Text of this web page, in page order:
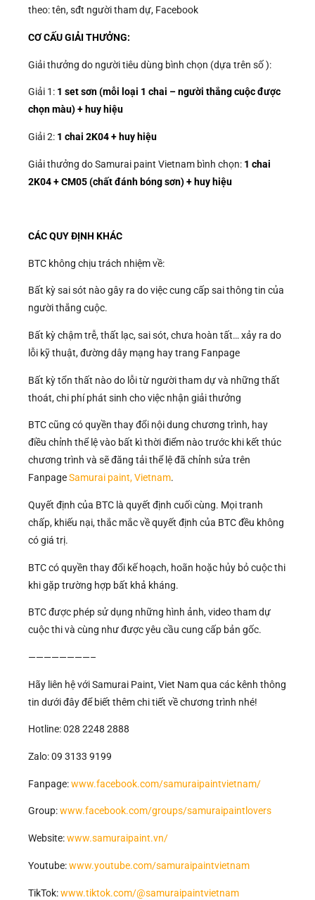
theo: tên, sđt người tham dự, Facebook
CƠ CẤU GIẢI THƯỞNG:
Giải thưởng do người tiêu dùng bình chọn (dựa trên số ):
Giải 1: 1 set sơn (mỗi loại 1 chai – người thắng cuộc được
chọn màu) + huy hiệu
Giải 2: 1 chai 2K04 + huy hiệu
Giải thưởng do Samurai paint Vietnam bình chọn: 1 chai
2K04 + CM05 (chất đánh bóng sơn) + huy hiệu
CÁC QUY ĐỊNH KHÁC
BTC không chịu trách nhiệm về:
Bất kỳ sai sót nào gây ra do việc cung cấp sai thông tin của
người thắng cuộc.
Bất kỳ chậm trễ, thất lạc, sai sót, chưa hoàn tất… xảy ra do
lỗi kỹ thuật, đường dây mạng hay trang Fanpage
Bất kỳ tổn thất nào do lỗi từ người tham dự và những thất
thoát, chi phí phát sinh cho việc nhận giải thưởng
BTC cũng có quyền thay đổi nội dung chương trình, hay
điều chỉnh thể lệ vào bất kì thời điểm nào trước khi kết thúc
chương trình và sẽ đăng tải thể lệ đã chỉnh sửa trên
FanpageSamurai paint, Vietnam.
Quyết định của BTC là quyết định cuối cùng. Mọi tranh
chấp, khiếu nại, thắc mắc về quyết định của BTC đều không
có giá trị.
BTC có quyền thay đổi kế hoạch, hoãn hoặc hủy bỏ cuộc thi
khi gặp trường hợp bất khả kháng.
BTC được phép sử dụng những hình ảnh, video tham dự
cuộc thi và cùng như được yêu cầu cung cấp bản gốc.
————————–
Hãy liên hệ với Samurai Paint, Viet Nam qua các kênh thông
tin dưới đây để biết thêm chi tiết về chương trình nhé!
Hotline: 028 2248 2888
Zalo: 09 3133 9199
Fanpage:www.facebook.com/samuraipaintvietnam/
Group:www.facebook.com/groups/samuraipaintlovers
Website:www.samuraipaint.vn/
Youtube:www.youtube.com/samuraipaintvietnam
TikTok:www.tiktok.com/@samuraipaintvietnam